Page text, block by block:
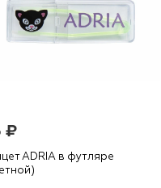
₽
ADRIA в футляре